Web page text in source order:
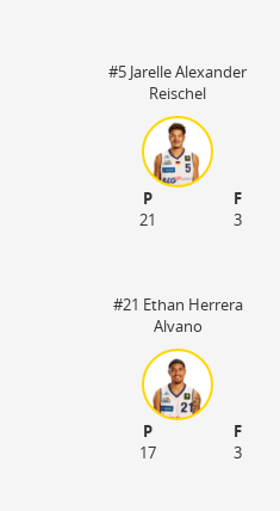
#5 Jarelle Alexander
Reischel
P
F
21
3
#21 Ethan Herrera
Alvano
P
F
17
3